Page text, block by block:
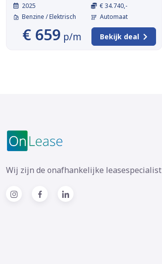
2025
Benzine / Elektrisch
€ 34.740,-
Automaat
€ 659 p/m Bekijk deal
Wij zijn de onafhankelijke leasespecialist